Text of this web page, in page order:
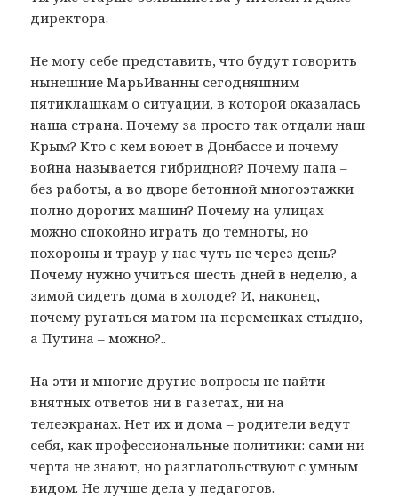
директора.
Не могу себе представить, что будут говорить
нынешние МарьИванны сегодняшним
пятиклашкам о ситуации, в которой оказалась
наша страна. Почему за просто так отдали наш
Крым? Кто с кем воюет в Донбассе и почему
война называется гибридной? Почему папа –
без работы, а во дворе бетонной многоэтажки
полно дорогих машин? Почему на улицах
можно спокойно играть до темноты, но
похороны и траур у нас чуть не через день?
Почему нужно учиться шесть дней в неделю, а
зимой сидеть дома в холоде? И, наконец,
почему ругаться матом на переменках стыдно,
а Путина – можно?..
На эти и многие другие вопросы не найти
внятных ответов ни в газетах, ни на
телеэкранах. Нет их и дома – родители ведут
себя, как профессиональные политики: сами ни
черта не знают, но разглагольствуют с умным
видом. Не лучше дела у педагогов.